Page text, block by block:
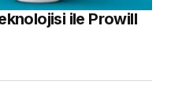
ile Prowill